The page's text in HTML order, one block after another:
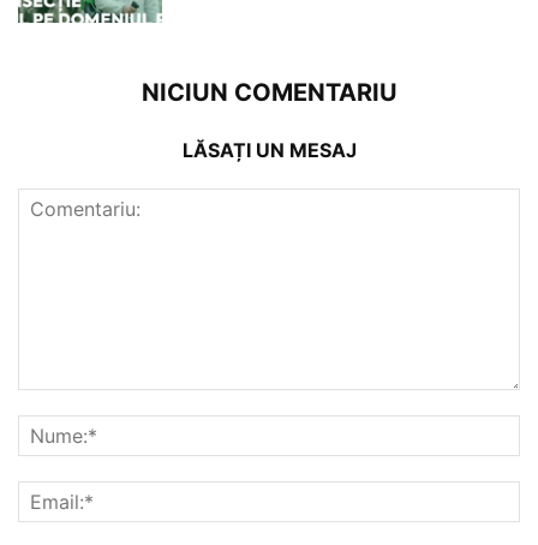
NICIUN COMENTARIU
LĂSAȚI UN MESAJ